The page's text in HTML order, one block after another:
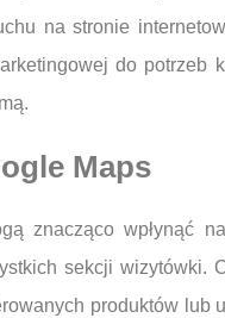
na stronie
do potrzeb
Maps
znacząco wpłynąć
sekcji wizytówki.
produktów lub